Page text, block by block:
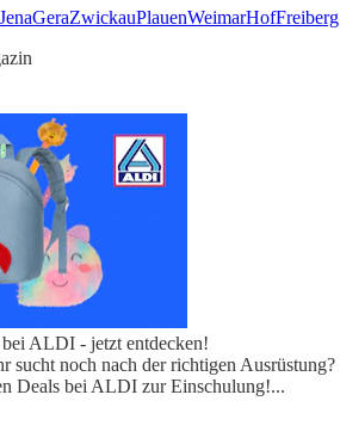
JenaGeraZwickauPlauenWeimarHofFreiberg
ALDI - jetzt entdecken!
sucht noch nach der richtigen Ausrüstung?
Deals bei ALDI zur Einschulung!...